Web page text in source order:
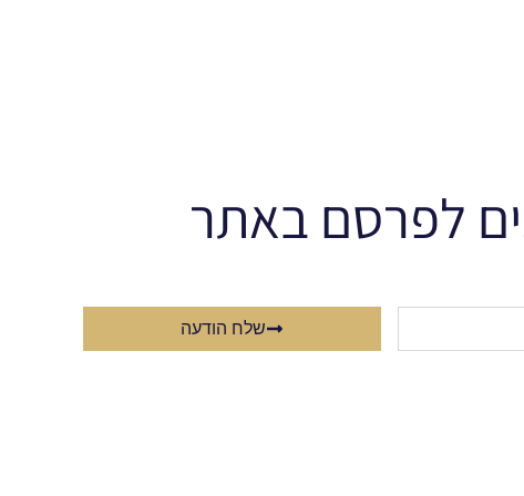
לפרסם באתר
שלח הודעה